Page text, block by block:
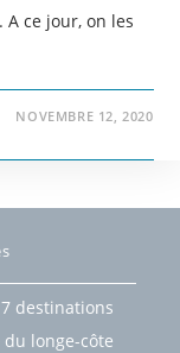
ce jour, on les
NOVEMBRE 12, 2020
destinations
longe-côte